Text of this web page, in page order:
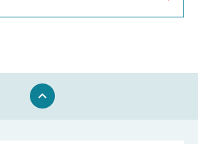
keyboard_arrow_up